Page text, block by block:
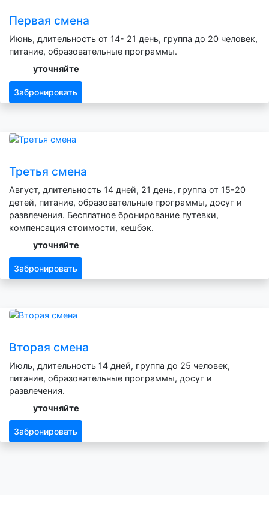
Первая смена
Июнь, длительность от 14- 21 день, группа до 20 человек,
питание, образовательные программы.
уточняйте
Забронировать
Третья смена
Август, длительность 14 дней, 21 день, группа от 15-20
детей, питание, образовательные программы, досуг и
развлечения. Бесплатное бронирование путевки,
компенсация стоимости, кешбэк.
уточняйте
Забронировать
Вторая смена
Июль, длительность 14 дней, группа до 25 человек,
питание, образовательные программы, досуг и
развлечения.
уточняйте
Забронировать